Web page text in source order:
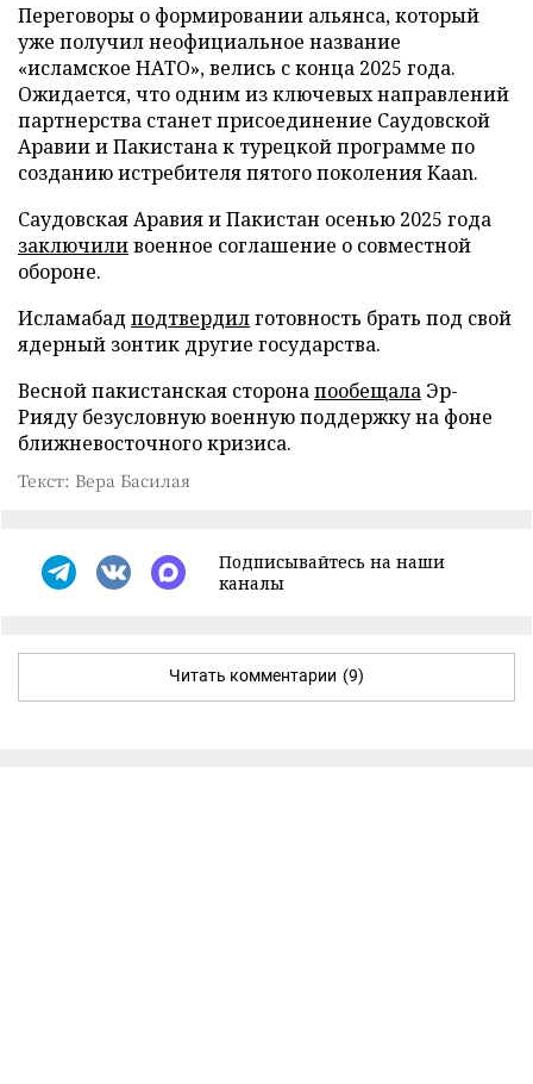
Переговоры о формировании альянса, который
уже получил неофициальное название
«исламское НАТО», велись с конца 2025 года.
Ожидается, что одним из ключевых направлений
партнерства станет присоединение Саудовской
Аравии и Пакистана к турецкой программе по
созданию истребителя пятого поколения Kaan.
Саудовская Аравия и Пакистан осенью 2025 года
заключиливоенное соглашение о совместной
обороне.
Исламабад подтвердилготовность брать под свой
ядерный зонтик другие государства.
Весной пакистанская сторонапообещала Эр-
Рияду безусловную военную поддержку на фоне
ближневосточного кризиса.
Текст: Вера Басилая
Подписывайтесь на наши
каналы
Читать комментарии (9)